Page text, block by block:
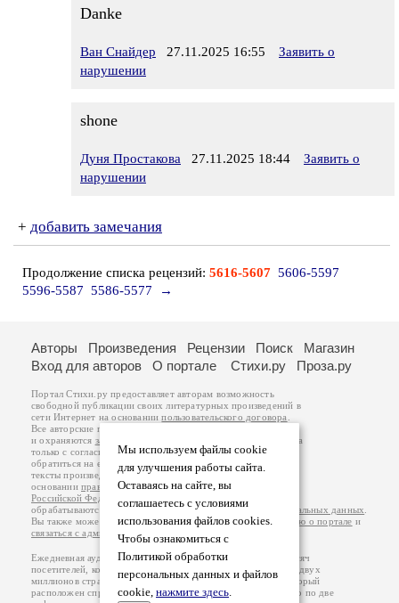
Danke
Ван Снайдер 27.11.2025 16:55
Заявить о
нарушении
shone
Дуня Простакова 27.11.2025 18:44
Заявить о
нарушении
+ добавить замечания
Продолжение списка рецензий: 5616-5607 5606-5597
5596-5587 5586-5577 →
Мы используем файлы cookie
для улучшения работы сайта.
Оставаясь на сайте, вы
соглашаетесь с условиями
использования файлов cookies.
Чтобы ознакомиться с
Политикой обработки
персональных данных и файлов
cookie, нажмите здесь.
Авторы Произведения Рецензии Поиск
Магазин
Вход для авторов
О портале Стихи.ру Проза.ру
Портал Стихи.ру предоставляет авторам возможность
свободной публикации своих литературных произведений в
сети Интернет на основаниипользовательского договора
Все авторские права на произведения принадлежат авторам
и охраняются законом
. Перепечатка произведений возможна
только с согласия его автора, к которому вы можете
обратиться на его авторской странице. Ответственность за
тексты произведений авторы несут самостоятельно на
основанииправил публикацииизаконодательства
Российской Федерации
обрабатываются на основанииПолитики обработки персональных данных
Вы также можете посмотреть более подробнуюинформацию о портале и
связаться с администрацией
Ежедневная аудитория портала Стихи.ру – порядка 200 тысяч
посетителей, которые в общей сумме просматривают более двух
миллионов страниц по данным счетчика посещаемости, который
расположен справа от этого текста. В каждой графе указано по две